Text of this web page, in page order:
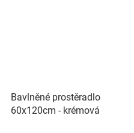
Bavlněné prostěradlo
60x120cm - krémová